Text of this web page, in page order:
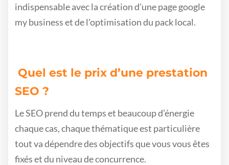
indispensable avec la création d’une page google
my business et de l’optimisation du pack local.
Quel est le prix d’une prestation
SEO ?
Le SEO prend du temps et beaucoup d’énergie
chaque cas, chaque thématique est particulière
tout va dépendre des objectifs que vous vous êtes
fixés et du niveau de concurrence.